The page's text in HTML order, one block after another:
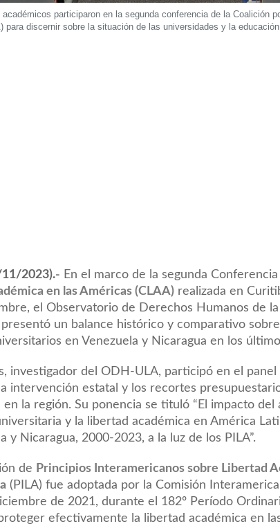
académicos participaron en la segunda conferencia de la Coalición
para discernir sobre la situación de las universidades y la
2023).- En el marco de la segunda
en las Américas (CLAA) realizada en
el Observatorio de Derechos Humanos de
un balance histórico y comparativo
en Venezuela y Nicaragua en los
investigador del ODH-ULA, participó en el panel
intervención estatal y los recortes
en la región. Su ponencia se tituló “El impacto del
y la libertad académica en América
y Nicaragua, 2000-2023, a la luz de los PILA”.
de Principios Interamericanos sobre Libertad
(PILA) fue adoptada por la Comisión
de 2021, durante el 182º Período
efectivamente la libertad académica en